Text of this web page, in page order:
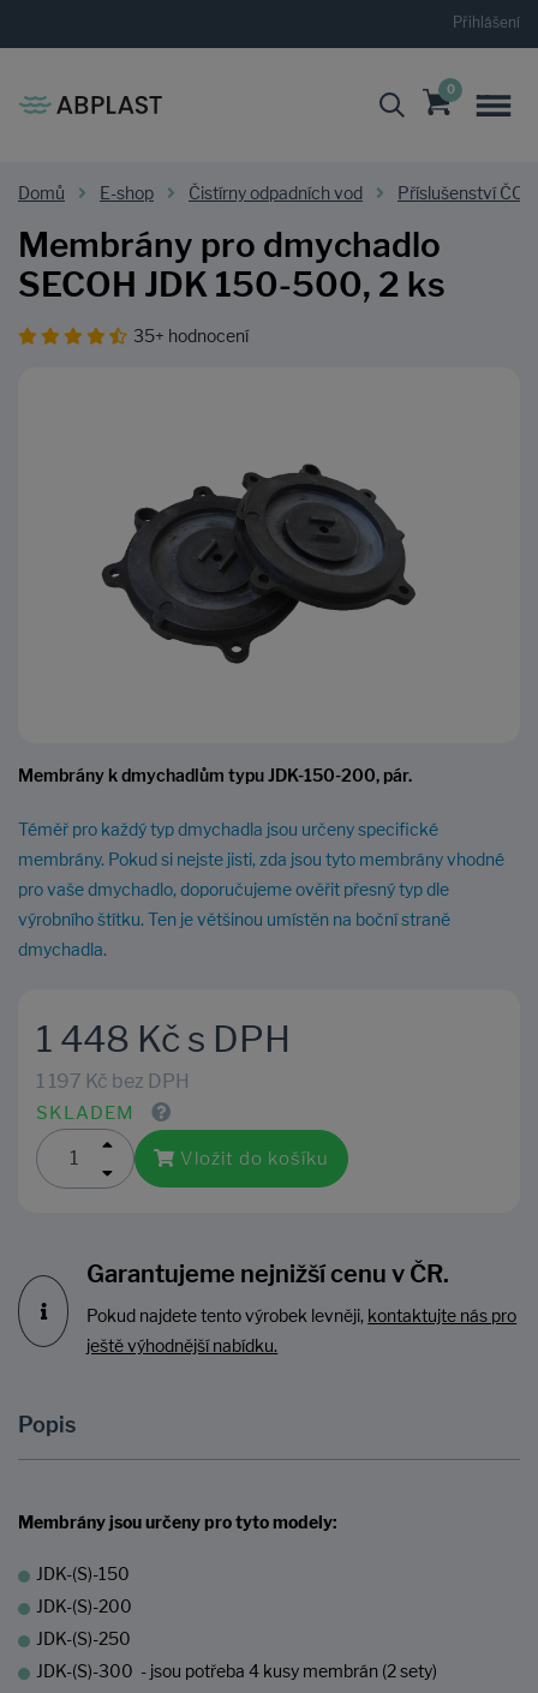
Přihlášení
0
Domů E-shop Čistírny odpadních vod Příslušenství ČOV
Membrány pro dmychadlo
SECOH JDK 150-500, 2 ks
35+ hodnocení
Membrány k dmychadlům typu JDK-150-200, pár.
Téměř pro každý typ dmychadla jsou určeny specifické
membrány. Pokud si nejste jisti, zda jsou tyto membrány vhodné
pro vaše dmychadlo, doporučujeme ověřit přesný typ dle
výrobního štítku. Ten je většinou umístěn na boční straně
dmychadla.
1 448 Kč s DPH
1 197 Kč bez DPH
SKLADEM
Vložit do košíku
Garantujeme nejnižší cenu v ČR.
Pokud najdete tento výrobek levněji, kontaktujte nás pro
ještě výhodnější nabídku.
Popis
Membrány jsou určeny pro tyto modely:
JDK-(S)-150
JDK-(S)-200
JDK-(S)-250
JDK-(S)-300 - jsou potřeba 4 kusy membrán (2 sety)